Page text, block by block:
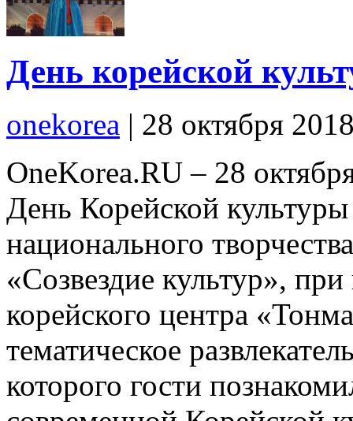
День корейской
onekorea | 28 октября
OneKorea.RU – 28
День Корейской
национального
«Созвездие культур»,
корейского центра
тематическое
которого гости